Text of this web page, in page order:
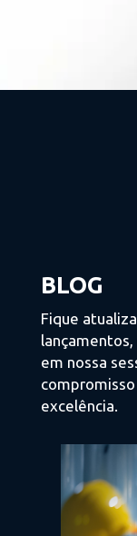
BLOG
Fique
em nossa
excelência.